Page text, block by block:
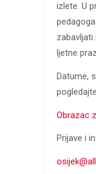
izlete. U
ljetne
Datume,
Obrazac
Prijave i